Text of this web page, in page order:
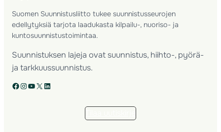
Suomen Suunnistusliitto tukee suunnistusseurojen
edellytyksiä tarjota laadukasta kilpailu-, nuoriso- ja
kuntosuunnistustoimintaa.
Suunnistuksen lajeja ovat suunnistus, hiihto-, pyörä-
ja tarkkuussuunnistus.
Facebook Instagram YouTube X LinkedIn